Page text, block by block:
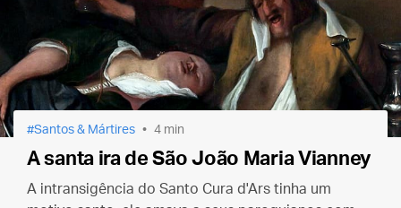
Santos & Mártires 4 min
A santa ira de São João Maria Vianney
A intransigência do Santo Cura d'Ars tinha um